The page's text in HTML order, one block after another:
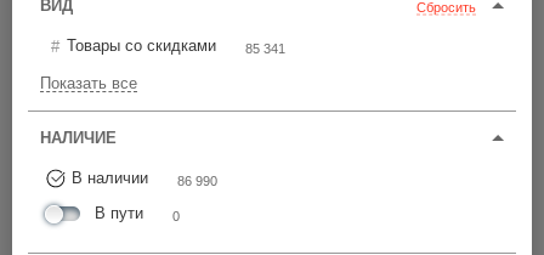
ВИД Сбросить
Товары со скидками 85 341
Показать все
НАЛИЧИЕ
В наличии 86 990
В пути 0
У22-25